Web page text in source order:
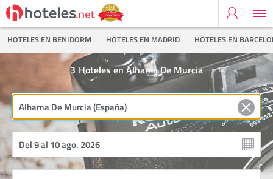
HOTELES EN BENIDORM HOTELES EN MADRID HOTELES EN
Hoteles en Alhama De Murcia
3